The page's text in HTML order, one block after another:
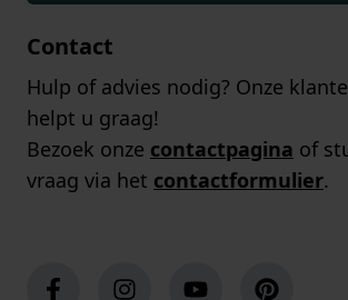
Contact
Hulp of advies nodig? Onze
helpt u graag!
Bezoek onze contactpagina of
vraag via het contactformulier.